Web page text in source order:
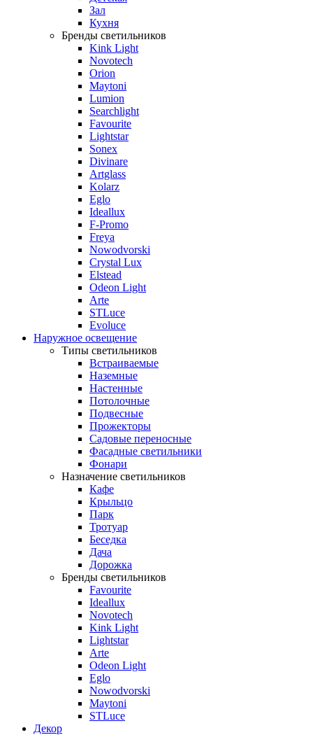
Зал
Кухня
Бренды светильников
Kink Light
Novotech
Orion
Maytoni
Lumion
Searchlight
Favourite
Lightstar
Sonex
Divinare
Artglass
Kolarz
Eglo
Ideallux
F-Promo
Freya
Nowodvorski
Crystal Lux
Elstead
Odeon Light
Arte
STLuce
Evoluce
Наружное освещение
Типы светильников
Встраиваемые
Наземные
Настенные
Потолочные
Подвесные
Прожекторы
Садовые переносные
Фасадные светильники
Фонари
Назначение светильников
Кафе
Крыльцо
Парк
Тротуар
Беседка
Дача
Дорожка
Бренды светильников
Favourite
Ideallux
Novotech
Kink Light
Lightstar
Arte
Odeon Light
Eglo
Nowodvorski
Maytoni
STLuce
Декор